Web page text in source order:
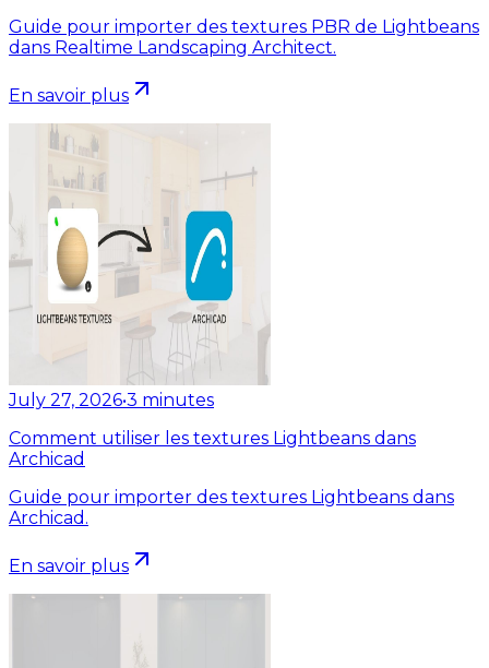
Guide pour importer des textures PBR de Lightbeans
dans Realtime Landscaping Architect.
En savoir plus
July 27, 2026•3 minutes
Comment utiliser les textures Lightbeans dans
Archicad
Guide pour importer des textures Lightbeans dans
Archicad.
En savoir plus